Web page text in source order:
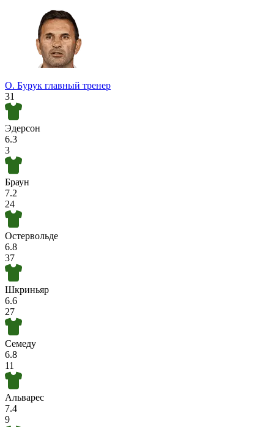
О. Бурук главный тренер
31
Эдерсон
6.3
3
Браун
7.2
24
Остервольде
6.8
37
Шкриньяр
6.6
27
Семеду
6.8
11
Альварес
7.4
9